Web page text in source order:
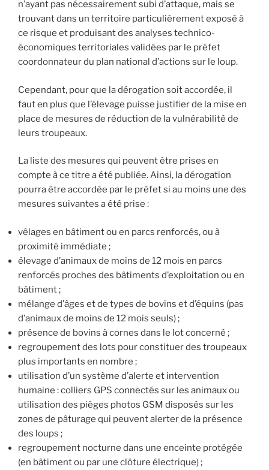
n’ayant pas nécessairement subi d’attaque, mais se
trouvant dans un territoire particulièrement exposé à
ce risque et produisant des analyses technico-
économiques territoriales validées par le préfet
coordonnateur du plan national d’actions sur le loup.
Cependant, pour que la dérogation soit accordée, il
faut en plus que l’élevage puisse justifier de la mise en
place de mesures de réduction de la vulnérabilité de
leurs troupeaux.
La liste des mesures qui peuvent être prises en
compte à ce titre a été publiée. Ainsi, la dérogation
pourra être accordée par le préfet si au moins une des
mesures suivantes a été prise :
vêlages en bâtiment ou en parcs renforcés, ou à
proximité immédiate ;
élevage d’animaux de moins de 12 mois en parcs
renforcés proches des bâtiments d’exploitation ou en
bâtiment ;
mélange d’âges et de types de bovins et d’équins (pas
d’animaux de moins de 12 mois seuls) ;
présence de bovins à cornes dans le lot concerné ;
regroupement des lots pour constituer des troupeaux
plus importants en nombre ;
utilisation d’un système d’alerte et intervention
humaine : colliers GPS connectés sur les animaux ou
utilisation des pièges photos GSM disposés sur les
zones de pâturage qui peuvent alerter de la présence
des loups ;
regroupement nocturne dans une enceinte protégée
(en bâtiment ou par une clôture électrique) ;